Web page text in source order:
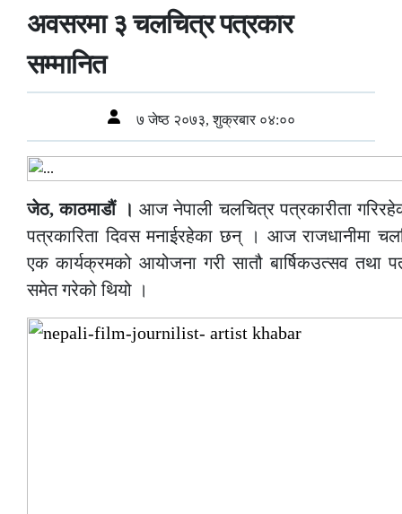
अवसरमा ३ चलचित्र पत्रकार
सम्मानित
७ जेष्ठ २०७३, शुक्रबार ०४:००
जेठ, काठमाडौं । आज नेपाली चलचित्र पत्रकारीता
पत्रकारिता दिवस मनाईरहेका छन् । आज राजधानीमा
एक कार्यक्रमको आयोजना गरी सातौ बार्षिकउत्सव तथा
समेत गरेको थियो ।